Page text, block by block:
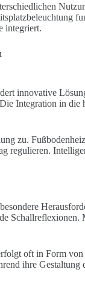
integriert.
innovative
Integration in
zu.
regulieren.
oft in Form
ihre